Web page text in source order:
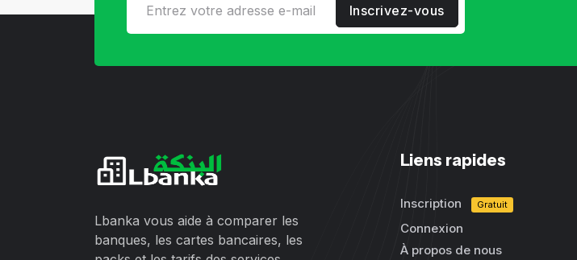
Inscrivez-vous
Lbanka vous aide à comparer les
banques, les cartes bancaires, les
Liens rapides
Inscription Gratuit
Connexion
À propos de nous